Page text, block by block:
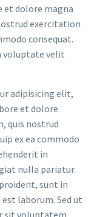
et dolore magna
exercitation
consequat.
voluptate velit
adipisicing elit,
et dolore
quis nostrud
ex ea commodo
in
nulla pariatur.
sunt in
laborum. Sed ut